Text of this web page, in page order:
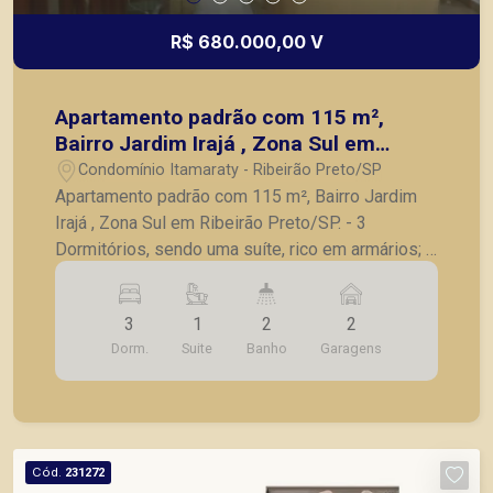
R$ 680.000,00 V
Apartamento padrão com 115 m²,
Bairro Jardim Irajá , Zona Sul em
Ribeirão Preto/SP.
Condomínio Itamaraty - Ribeirão Preto/SP
Apartamento padrão com 115 m², Bairro Jardim
Irajá , Zona Sul em Ribeirão Preto/SP. - 3
Dormitórios, sendo uma suíte, rico em armários; -
Sala grande dois ambientes; - Banheiro social; -
Cozinha com armários; - Área de serviço com
Piramid tem como objetivo atender seus clientes
com agilidade e segurança, em locação, vendas
Preto.
3
Dorm.
1
Suite
2
Banho
2
Garagens
Cód. 231272